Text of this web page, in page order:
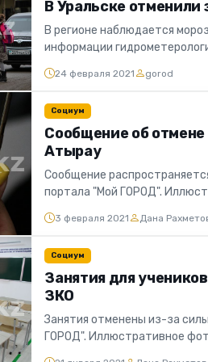
В Уральске отменили
В регионе наблюдается
информации
24 февраля 2021 gorod
Социум
Сообщение об отмене
Атырау
Сообщение
портала "Мой ГОРОД".
3 февраля 2021 Дана
Социум
Занятия для
ЗКО
Занятия отменены из-за
ГОРОД". Иллюстративное